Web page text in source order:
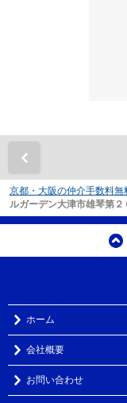
京都・大阪の仲介手数料
ルガーデン大津市雄琴第２
ホーム
会社概要
お問い合わせ